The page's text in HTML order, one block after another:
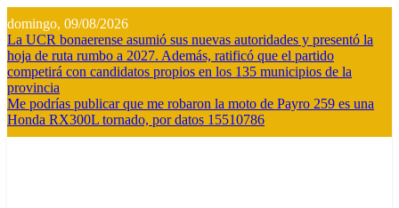
al
contenido
domingo, 09/08/2026
La UCR bonaerense asumió sus nuevas autoridades y presentó la
hoja de ruta rumbo a 2027. Además, ratificó que el partido
competirá con candidatos propios en los 135 municipios de la
provincia
Me podrías publicar que me robaron la moto de Payro 259 es una
Honda RX300L tornado, por datos 15510786